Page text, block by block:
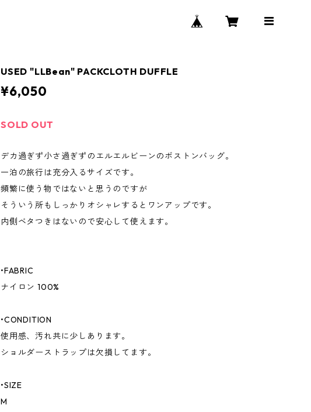
USED "LLBean" PACKCLOTH DUFFLE
¥6,050
SOLD OUT
デカ過ぎず小さ過ぎずのエルエルビーンのボストンバッグ。
一泊の旅行は充分入るサイズです。
頻繁に使う物ではないと思うのですが
そういう所もしっかりオシャレするとワンアップです。
内側ベタつきはないので安心して使えます。
•FABRIC
ナイロン 100%
•CONDITION
使用感、汚れ共に少しあります。
ショルダーストラップは欠損してます。
•SIZE
M